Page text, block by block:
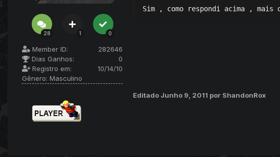
28 1 0
Member ID:
282646
Dias Ganhos:
0
Registro em:
10/14/10
Gênero: Masculino
Sim , como respondi acima , mais
Editado Junho 9, 2011 por ShandonRox